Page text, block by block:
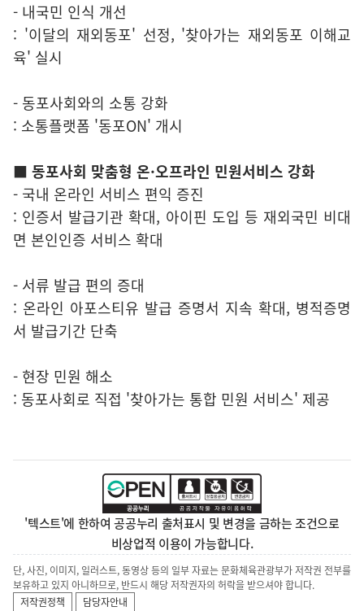
- 내국민 인식 개선
: '이달의 재외동포' 선정, '찾아가는 재외동포 이해교
육' 실시
- 동포사회와의 소통 강화
: 소통플랫폼 '동포ON' 개시
■ 동포사회 맞춤형 온·오프라인 민원서비스 강화
- 국내 온라인 서비스 편익 증진
: 인증서 발급기관 확대, 아이핀 도입 등 재외국민 비대
면 본인인증 서비스 확대
- 서류 발급 편의 증대
: 온라인 아포스티유 발급 증명서 지속 확대, 병적증명
서 발급기간 단축
- 현장 민원 해소
: 동포사회로 직접 '찾아가는 통합 민원 서비스' 제공
'텍스트'에 한하여 공공누리 출처표시 및 변경을 금하는 조건으로
비상업적 이용이 가능합니다.
단, 사진, 이미지, 일러스트, 동영상 등의 일부 자료는 문화체육관광부가 저작권 전부를
보유하고 있지 아니하므로, 반드시 해당 저작권자의 허락을 받으셔야 합니다.
저작권정책
담당자안내